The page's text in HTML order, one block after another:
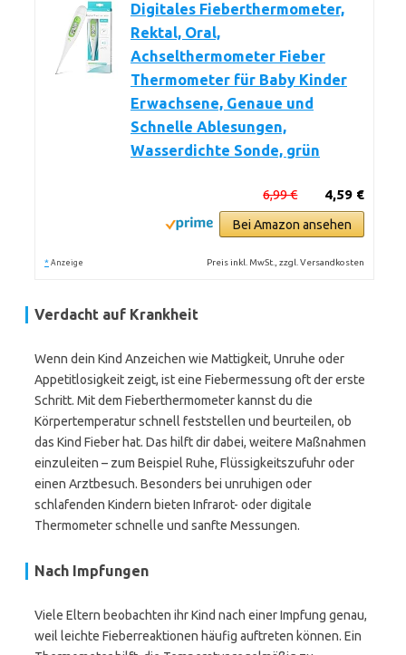
Digitales Fieberthermometer,
Rektal, Oral,
Achselthermometer Fieber
Thermometer für Baby Kinder
Erwachsene, Genaue und
Schnelle Ablesungen,
Wasserdichte Sonde, grün
4,59 €
6,99 €
Bei Amazon ansehen
* Anzeige Preis inkl. MwSt., zzgl. Versandkosten
Verdacht auf Krankheit
Wenn dein Kind Anzeichen wie Mattigkeit, Unruhe oder
Appetitlosigkeit zeigt, ist eine Fiebermessung oft der erste
Schritt. Mit dem Fieberthermometer kannst du die
Körpertemperatur schnell feststellen und beurteilen, ob
das Kind Fieber hat. Das hilft dir dabei, weitere Maßnahmen
einzuleiten – zum Beispiel Ruhe, Flüssigkeitszufuhr oder
einen Arztbesuch. Besonders bei unruhigen oder
schlafenden Kindern bieten Infrarot- oder digitale
Thermometer schnelle und sanfte Messungen.
Nach Impfungen
Viele Eltern beobachten ihr Kind nach einer Impfung genau,
weil leichte Fieberreaktionen häufig auftreten können. Ein